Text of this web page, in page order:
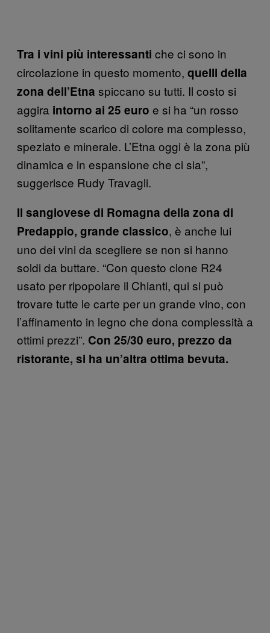
Tra i vini più interessanti che ci sono in
circolazione in questo momento, quelli della
zona dell’Etna spiccano su tutti. Il costo si
aggira intorno ai 25 euro e si ha “un rosso
solitamente scarico di colore ma complesso,
speziato e minerale. L’Etna oggi è la zona più
dinamica e in espansione che ci sia”,
suggerisce Rudy Travagli.
Il sangiovese di Romagna della zona di
Predappio, grande classico, è anche lui
uno dei vini da scegliere se non si hanno
soldi da buttare. “Con questo clone R24
usato per ripopolare il Chianti, qui si può
trovare tutte le carte per un grande vino, con
l’affinamento in legno che dona complessità a
ottimi prezzi”. Con 25/30 euro, prezzo da
ristorante, si ha un’altra ottima bevuta.